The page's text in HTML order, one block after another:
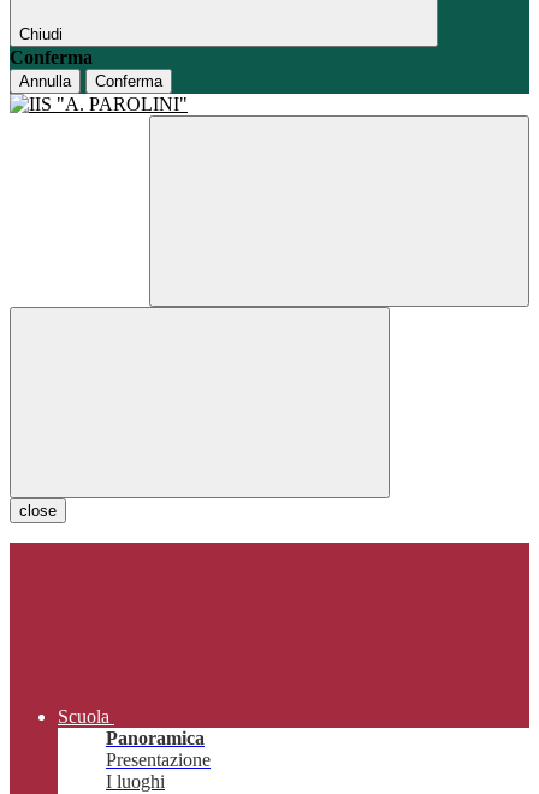
Chiudi
Conferma
Annulla Conferma
close
Scuola
Panoramica
Presentazione
I luoghi